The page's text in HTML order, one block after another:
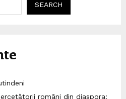
SEARCH
români din diaspora: